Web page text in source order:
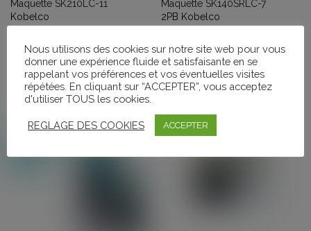
Maquette SK210LC-11
Kobelco
AJOUTER AU PANIER
Maquette SK140SRLC-7
2PB Kobelco
AJOUTER AU PANIER
RUPTURE DE STOCK
Nous utilisons des cookies sur notre site web pour vous
donner une expérience fluide et satisfaisante en se
rappelant vos préférences et vos éventuelles visites
répétées. En cliquant sur “ACCEPTER”, vous acceptez
d'utiliser TOUS les cookies.
REGLAGE DES COOKIES ACCEPTER